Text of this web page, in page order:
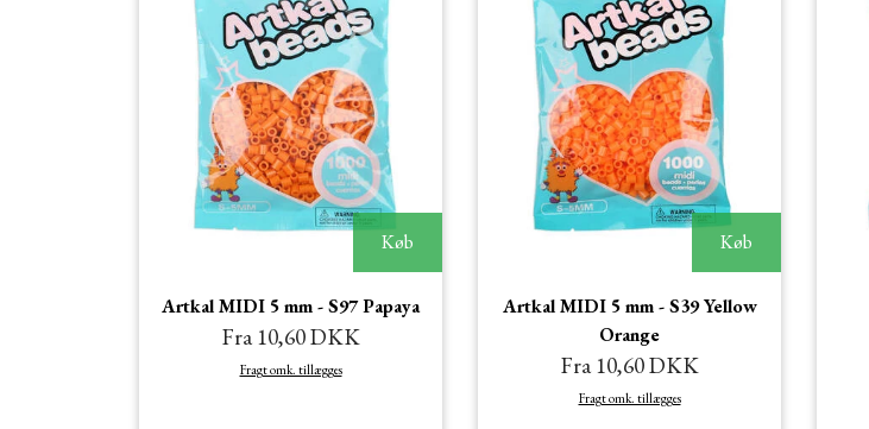
Køb
Artkal MIDI 5 mm - S97 Papaya
Fra 10,60 DKK
Fragt omk. tillægges
Køb
Artkal MIDI 5 mm - S39 Yellow
Orange
Fra 10,60 DKK
Fragt omk. tillægges